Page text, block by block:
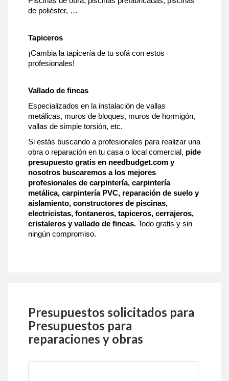
de poliéster, …
Tapiceros
¡Cambia la tapicería de tu sofá con estos
profesionales!
Vallado de fincas
Especializados en la instalación de vallas
metálicas, muros de bloques, muros de hormigón,
vallas de simple torsión, etc.
Si estás buscando a profesionales para realizar una
obra o reparación en tu casa o local comercial, pide
presupuesto gratis en needbudget.com y
nosotros buscaremos a los mejores
profesionales de carpintería, carpintería
metálica, carpintería PVC, reparación de suelo y
aislamiento, constructores de piscinas,
electricistas, fontaneros, tapiceros, cerrajeros,
cristaleros y vallado de fincas. Todo gratis y sin
ningún compromiso.
Presupuestos solicitados para
Presupuestos para
reparaciones y obras